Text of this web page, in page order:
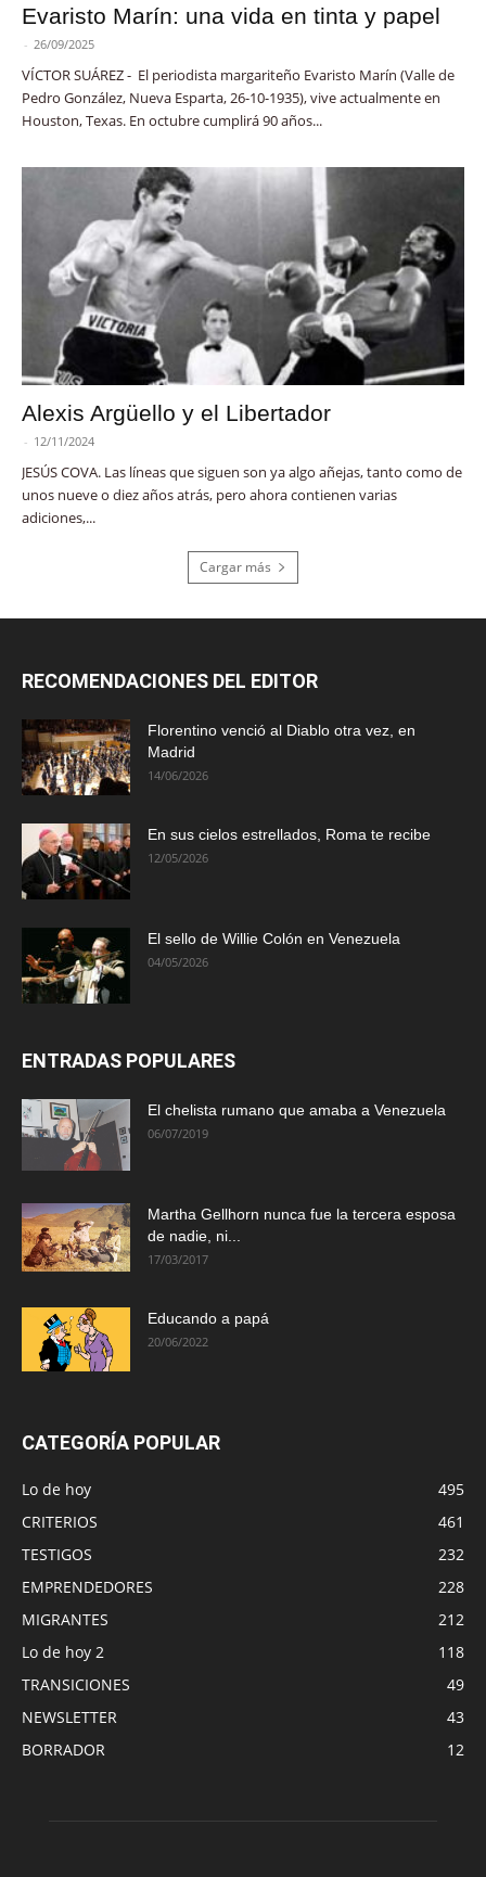
Evaristo Marín: una vida en tinta y papel
- 26/09/2025
VÍCTOR SUÁREZ - El periodista margariteño Evaristo Marín (Valle de
Pedro González, Nueva Esparta, 26-10-1935), vive actualmente en
Houston, Texas. En octubre cumplirá 90 años...
Alexis Argüello y el Libertador
- 12/11/2024
JESÚS COVA. Las líneas que siguen son ya algo añejas, tanto como de
unos nueve o diez años atrás, pero ahora contienen varias
adiciones,...
Cargar más
RECOMENDACIONES DEL EDITOR
Florentino venció al Diablo otra vez, en
Madrid
14/06/2026
En sus cielos estrellados, Roma te recibe
12/05/2026
El sello de Willie Colón en Venezuela
04/05/2026
ENTRADAS POPULARES
El chelista rumano que amaba a Venezuela
06/07/2019
Martha Gellhorn nunca fue la tercera esposa
de nadie, ni...
17/03/2017
Educando a papá
20/06/2022
CATEGORÍA POPULAR
Lo de hoy
495
CRITERIOS
461
TESTIGOS
232
EMPRENDEDORES
228
MIGRANTES
212
Lo de hoy 2
118
TRANSICIONES
49
NEWSLETTER
43
BORRADOR
12